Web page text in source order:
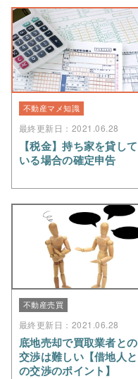
不動産マメ知識
最終更新日：2021.06.28
【税金】持ち家を貸して
いる場合の確定申告
不動産売買
最終更新日：2021.06.28
底地売却で買取業者との
交渉は難しい【借地人と
の交渉のポイント】